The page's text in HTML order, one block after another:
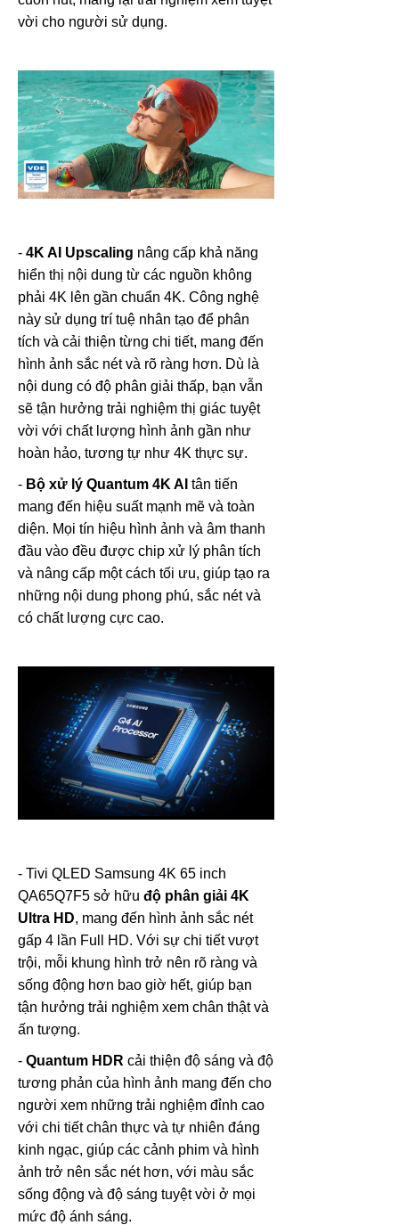
vời cho người sử dụng.
- 4K AI Upscaling nâng cấp khả năng
hiển thị nội dung từ các nguồn không
phải 4K lên gần chuẩn 4K. Công nghệ
này sử dụng trí tuệ nhân tạo để phân
tích và cải thiện từng chi tiết, mang đến
hình ảnh sắc nét và rõ ràng hơn. Dù là
nội dung có độ phân giải thấp, bạn vẫn
sẽ tận hưởng trải nghiệm thị giác tuyệt
vời với chất lượng hình ảnh gần như
hoàn hảo, tương tự như 4K thực sự.
- Bộ xử lý Quantum 4K AI tân tiến
mang đến hiệu suất mạnh mẽ và toàn
diện. Mọi tín hiệu hình ảnh và âm thanh
đầu vào đều được chip xử lý phân tích
và nâng cấp một cách tối ưu, giúp tạo ra
những nội dung phong phú, sắc nét và
có chất lượng cực cao.
- Tivi QLED Samsung 4K 65 inch
QA65Q7F5 sở hữu độ phân giải 4K
Ultra HD, mang đến hình ảnh sắc nét
gấp 4 lần Full HD. Với sự chi tiết vượt
trội, mỗi khung hình trở nên rõ ràng và
sống động hơn bao giờ hết, giúp bạn
tận hưởng trải nghiệm xem chân thật và
ấn tượng.
- Quantum HDR cải thiện độ sáng và độ
tương phản của hình ảnh mang đến cho
người xem những trải nghiệm đỉnh cao
với chi tiết chân thực và tự nhiên đáng
kinh ngạc, giúp các cảnh phim và hình
ảnh trở nên sắc nét hơn, với màu sắc
sống động và độ sáng tuyệt vời ở mọi
mức độ ánh sáng.